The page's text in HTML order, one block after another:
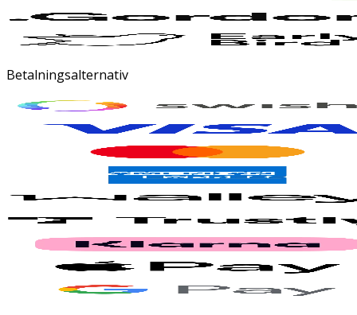
Betalningsalternativ